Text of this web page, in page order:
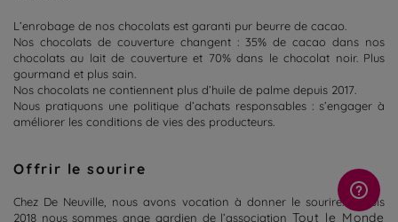
L’enrobage de nos chocolats est garanti pur beurre de cacao.
Nos chocolats de couverture changent : 35% de cacao dans nos
chocolats au lait de couverture et 70% dans le chocolat noir. Plus
gourmand et plus sain.
Nos chocolats ne contiennent plus d’huile de palme depuis 2017.
Nous pratiquons une politique d’achats responsables : s’engager à
améliorer les conditions de vies des producteurs.
Offrir le sourire
Chez De Neuville, nous avons vocation à donner le sourire. Depuis
2018 nous sommes ange gardien de l’associationTout le Monde